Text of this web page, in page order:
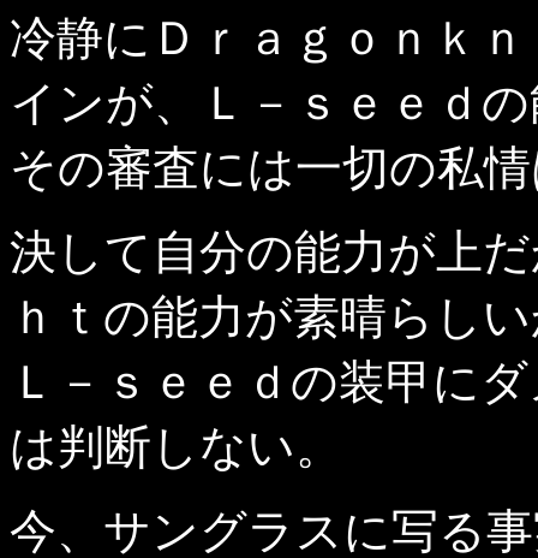
冷静にＤｒａｇｏｎｋ
インが、Ｌ－ｓｅｅｄ
その審査には一切の私
決して自分の能力が上
ｈｔの能力が素晴らし
Ｌ－ｓｅｅｄの装甲に
は判断しない。
今、サングラスに写る